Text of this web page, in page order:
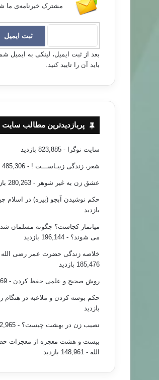
مشترک خبرنامه‌ی ما
بعد از ثبت ایمیل، لینکی به ایمیل
باید آن را تایید کنید.
پربازدیدترین مطالب سایت
سایت نوگرا - 823,885 بازدید
شعر، زندگی زیبـاســـت ! - 485,306 بازدید
عشق زن به غیر شوهر - 280,263 بازدید
حکم نوشیدن آبجو (بیره) در اسلام
بازدید
میانمار کجاست؟ چگونه مسلمان
می شوند؟ - 196,144 بازدید
خلاصه زندگی حضرت عمر رضی الله
185,476 بازدید
روش صحیح و علمی حفظ کردن - 180,569 بازدید
حکم بوسه کردن و ملاعبه در هنگام
بازدید
نصیب زن در بهشت چیست؟ - 152,965 بازدید
بیست و هشت معجزه از معجزات
الله - 148,961 بازدید